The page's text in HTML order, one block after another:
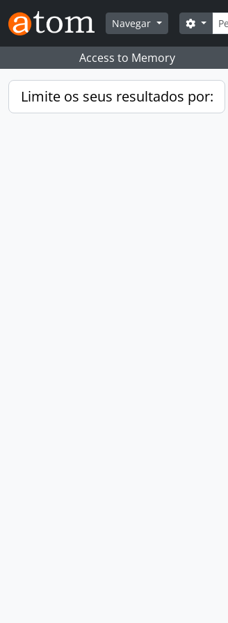
Skip to main content
Navegar
Access to Memory
Limite os seus resultados por: